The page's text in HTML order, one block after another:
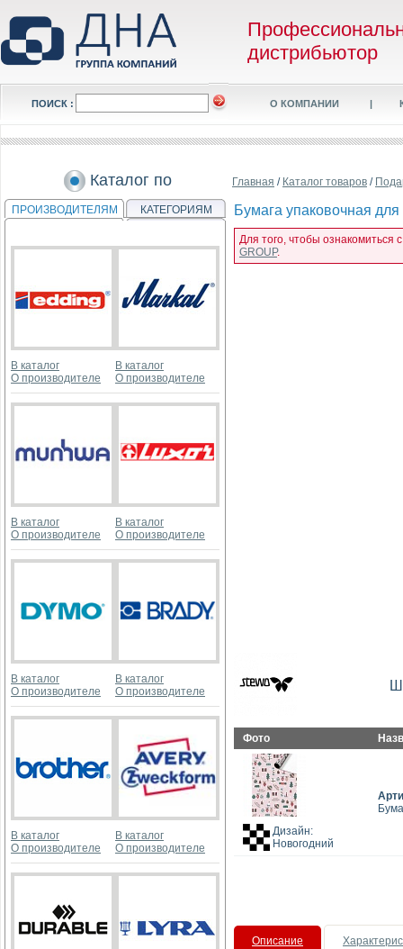
дистрибьютор
ПОИСК : О КОМПАНИИ |
Каталог по
ПРОИЗВОДИТЕЛЯМ КАТЕГОРИЯМ
В каталог
О производителе
В каталог
О производителе
В каталог
О производителе
В каталог
О производителе
В каталог
О производителе
В каталог
О производителе
В каталог
О производителе
В каталог
О производителе
Главная / Каталог товаров /
Бумага упаковочная
Для того, чтобы ознакомиться
GROUP.
Фото
Дизайн:
Новогодний
Описание